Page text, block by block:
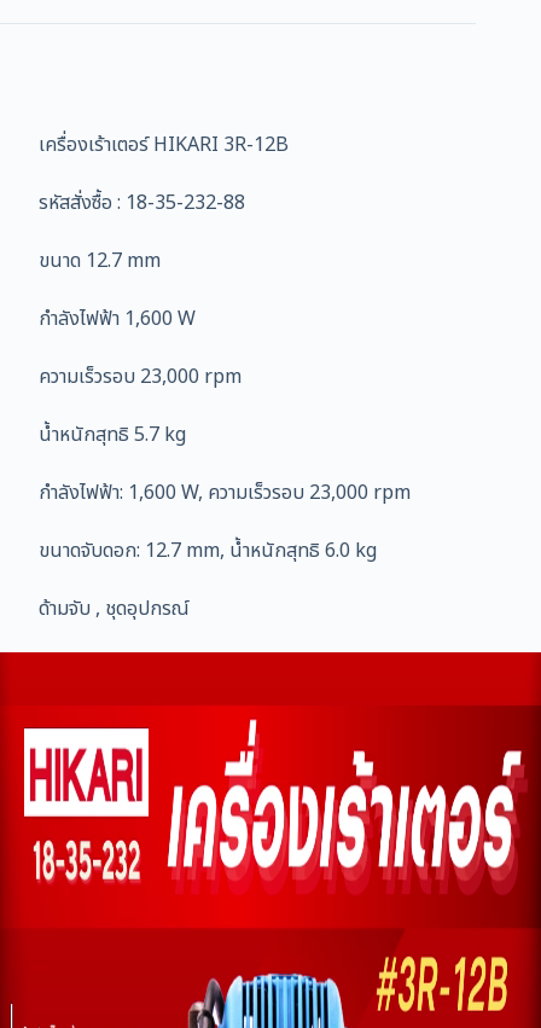
เครื่องเร้าเตอร์ HIKARI 3R-12B
รหัสสั่งซื้อ : 18-35-232-88
ขนาด 12.7 mm
กำลังไฟฟ้า 1,600 W
ความเร็วรอบ 23,000 rpm
น้ำหนักสุทธิ 5.7 kg
กำลังไฟฟ้า: 1,600 W, ความเร็วรอบ 23,000 rpm
ขนาดจับดอก: 12.7 mm, น้ำหนักสุทธิ 6.0 kg
ด้ามจับ , ชุดอุปกรณ์